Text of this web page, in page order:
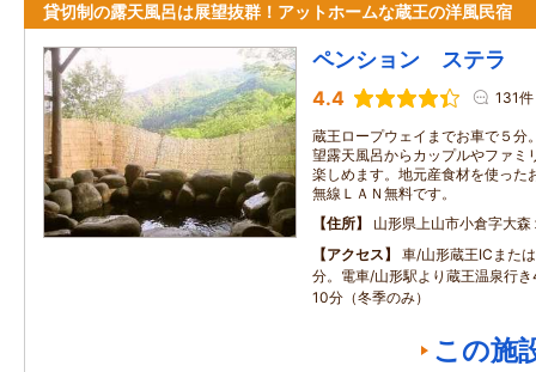
貸切制の露天風呂は展望抜群！アットホームな蔵王の洋風民宿
ペンション ステラ
4.4 131件
蔵王ロープウェイまでお車で５分
望露天風呂からカップルやファミ
楽しめます。地元産食材を使った
無線ＬＡＮ無料です。
住所
山形県上山市小倉字大
アクセス
車/山形蔵王ICまた
分。電車/山形駅より蔵王温泉行
10分（冬季のみ）
この施